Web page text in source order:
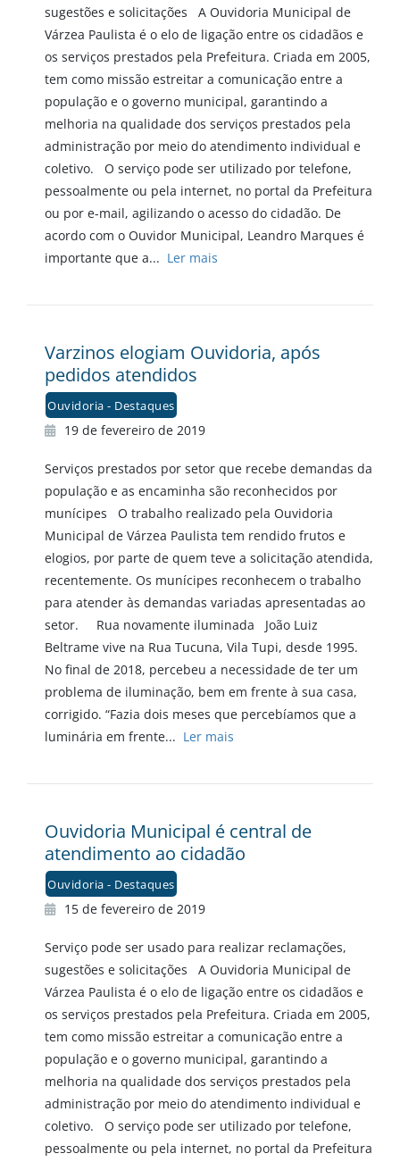
sugestões e solicitações A Ouvidoria Municipal de
Várzea Paulista é o elo de ligação entre os cidadãos e
os serviços prestados pela Prefeitura. Criada em 2005,
tem como missão estreitar a comunicação entre a
população e o governo municipal, garantindo a
melhoria na qualidade dos serviços prestados pela
administração por meio do atendimento individual e
coletivo. O serviço pode ser utilizado por telefone,
pessoalmente ou pela internet, no portal da Prefeitura
ou por e-mail, agilizando o acesso do cidadão. De
acordo com o Ouvidor Municipal, Leandro Marques é
importante que a... Ler mais
Varzinos elogiam Ouvidoria, após
pedidos atendidos
Ouvidoria - Destaques
19 de fevereiro de 2019
Serviços prestados por setor que recebe demandas da
população e as encaminha são reconhecidos por
munícipes O trabalho realizado pela Ouvidoria
Municipal de Várzea Paulista tem rendido frutos e
elogios, por parte de quem teve a solicitação atendida,
recentemente. Os munícipes reconhecem o trabalho
para atender às demandas variadas apresentadas ao
setor. Rua novamente iluminada João Luiz
Beltrame vive na Rua Tucuna, Vila Tupi, desde 1995.
No final de 2018, percebeu a necessidade de ter um
problema de iluminação, bem em frente à sua casa,
corrigido. “Fazia dois meses que percebíamos que a
luminária em frente... Ler mais
Ouvidoria Municipal é central de
atendimento ao cidadão
Ouvidoria - Destaques
15 de fevereiro de 2019
Serviço pode ser usado para realizar reclamações,
sugestões e solicitações A Ouvidoria Municipal de
Várzea Paulista é o elo de ligação entre os cidadãos e
os serviços prestados pela Prefeitura. Criada em 2005,
tem como missão estreitar a comunicação entre a
população e o governo municipal, garantindo a
melhoria na qualidade dos serviços prestados pela
administração por meio do atendimento individual e
coletivo. O serviço pode ser utilizado por telefone,
pessoalmente ou pela internet, no portal da Prefeitura